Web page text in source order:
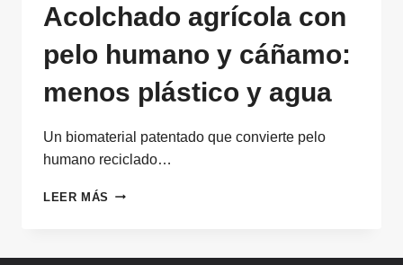
Acolchado agrícola con
pelo humano y cáñamo:
menos plástico y agua
Un biomaterial patentado que convierte pelo
humano reciclado…
LEER MÁS ACOLCHADO